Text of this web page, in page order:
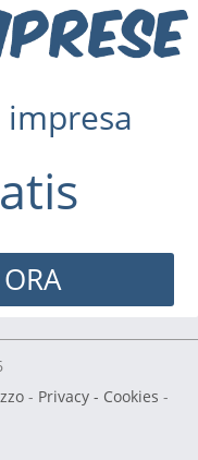
- Privacy - Cookies -